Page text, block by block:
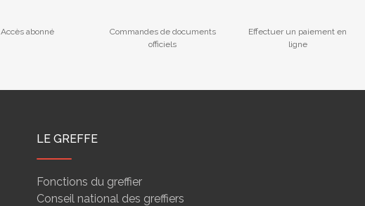
Accès abonné
Commandes de documents
officiels
Effectuer un paiement en
ligne
LE GREFFE
Fonctions du greffier
Conseil national des greffiers